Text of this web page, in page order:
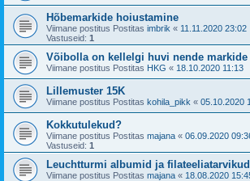
Hõbemarkide hoiustamine
Viimane postitus Postitas imbrik « 11.11.2020 23:02
Vastuseid: 1
Võibolla on kellelgi huvi nende markide
Viimane postitus Postitas HKG « 18.10.2020 11:13
Lillemuster 15K
Viimane postitus Postitas kohila_pikk « 05.10.2020
Kokkutulekud?
Viimane postitus Postitas majana « 06.09.2020
Vastuseid: 1
Leuchtturmi albumid ja filateeliatarvikud
Viimane postitus Postitas majana « 18.08.2020